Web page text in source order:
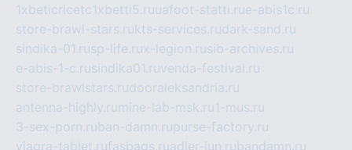
1xbeticricetc1xbetti5.ruuafoot-statti.rue-abis1c.ru
store-brawl-stars.rukts-services.rudark-sand.ru
sindika-01.rusp-life.rux-legion.rusib-archives.ru
e-abis-1-c.rusindika01.ruvenda-festival.ru
store-brawlstars.rudooraleksandria.ru
antenna-highly.ru mine-lab-msk.ru1-mus.ru
3-sex-porn.ruban-damn.rupurse-factory.ru
viagra-tablet.rufasbags.ruadler-jun.rubandamn.ru